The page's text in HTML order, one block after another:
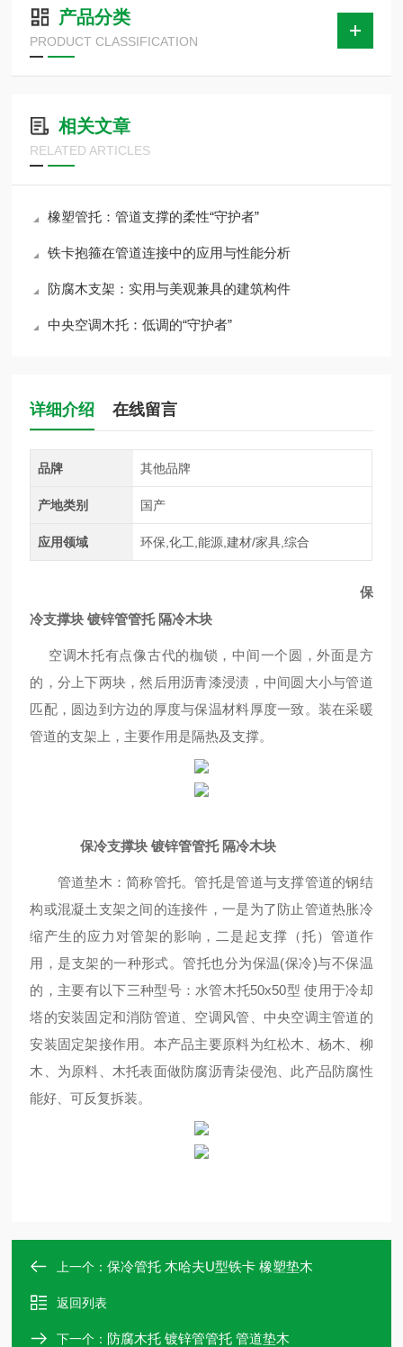
产品分类
PRODUCT CLASSIFICATION
相关文章
RELATED ARTICLES
橡塑管托：管道支撑的柔性“守护者”
铁卡抱箍在管道连接中的应用与性能分析
防腐木支架：实用与美观兼具的建筑构件
中央空调木托：低调的“守护者”
详细介绍 在线留言
品牌 其他品牌
产地类别 国产
应用领域 环保,化工,能源,建材/家具,综合
保
冷支撑块 镀锌管管托 隔冷木块
空调木托有点像古代的枷锁，中间一个圆，外面是方
的，分上下两块，然后用沥青漆浸渍，中间圆大小与管道
匹配，圆边到方边的厚度与保温材料厚度一致。装在采暖
管道的支架上，主要作用是隔热及支撑。
保冷支撑块 镀锌管管托 隔冷木块
管道垫木：简称管托。管托是管道与支撑管道的钢结
构或混凝土支架之间的连接件，一是为了防止管道热胀冷
缩产生的应力对管架的影响，二是起支撑（托）管道作
用，是支架的一种形式。管托也分为保温(保冷)与不保温
的，主要有以下三种型号：水管木托50x50型 使用于冷却
塔的安装固定和消防管道、空调风管、中央空调主管道的
安装固定架接作用。本产品主要原料为红松木、杨木、柳
木、为原料、木托表面做防腐沥青柒侵泡、此产品防腐性
能好、可反复拆装。
上一个：保冷管托 木哈夫U型铁卡 橡塑垫木
返回列表
下一个： 防腐木托 镀锌管管托 管道垫木